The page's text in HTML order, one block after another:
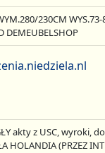
230CM WYS.73-
DEMEUBELSHOP
akty z USC, wyroki,
HOLANDIA (PRZEZ